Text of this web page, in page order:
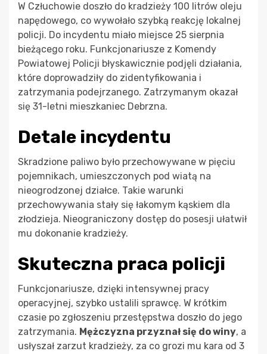
W Człuchowie doszło do kradzieży 100 litrów oleju
napędowego, co wywołało szybką reakcję lokalnej
policji. Do incydentu miało miejsce 25 sierpnia
bieżącego roku. Funkcjonariusze z Komendy
Powiatowej Policji błyskawicznie podjęli działania,
które doprowadziły do zidentyfikowania i
zatrzymania podejrzanego. Zatrzymanym okazał
się 31-letni mieszkaniec Debrzna.
Detale incydentu
Skradzione paliwo było przechowywane w pięciu
pojemnikach, umieszczonych pod wiatą na
nieogrodzonej działce. Takie warunki
przechowywania stały się łakomym kąskiem dla
złodzieja. Nieograniczony dostęp do posesji ułatwił
mu dokonanie kradzieży.
Skuteczna praca policji
Funkcjonariusze, dzięki intensywnej pracy
operacyjnej, szybko ustalili sprawcę. W krótkim
czasie po zgłoszeniu przestępstwa doszło do jego
zatrzymania. Mężczyzna przyznał się do winy, a
usłyszał zarzut kradzieży, za co grozi mu kara od 3